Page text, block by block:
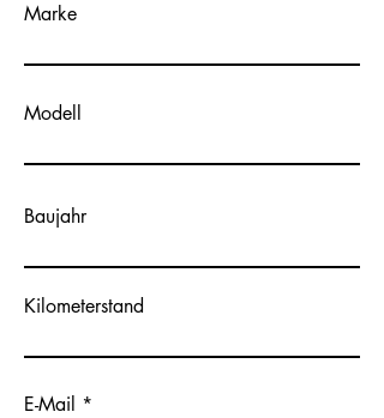
Marke
Modell
Baujahr
Kilometerstand
E-Mail